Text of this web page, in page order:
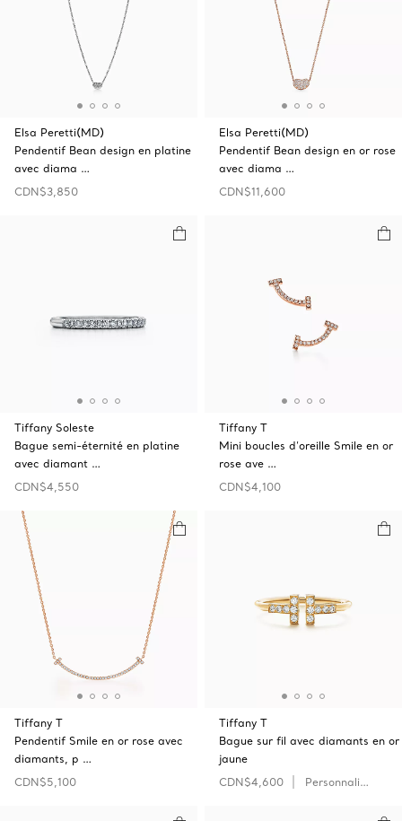
Elsa Peretti(MD)
Pendentif Bean design en platine
avec diama …
CDN$3,850
Elsa Peretti(MD)
Pendentif Bean design en or rose
avec diama …
CDN$11,600
Tiffany Soleste
Bague semi-éternité en platine
avec diamant …
CDN$4,550
Tiffany T
Mini boucles d’oreille Smile en or
rose ave …
CDN$4,100
Tiffany T
Pendentif Smile en or rose avec
diamants, p …
CDN$5,100
Tiffany T
Bague sur fil avec diamants en or
jaune
CDN$4,600
Personnaliser